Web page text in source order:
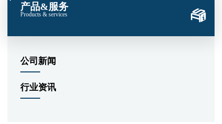
产品&服务
Products & services
公司新闻
行业资讯